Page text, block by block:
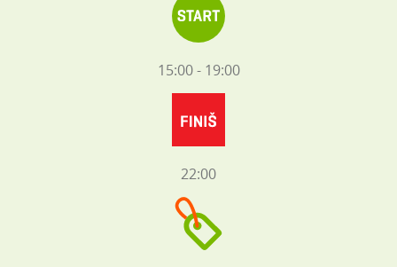
15:00 - 19:00
22:00